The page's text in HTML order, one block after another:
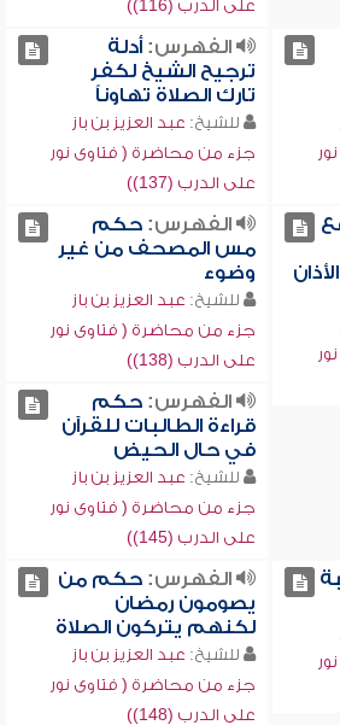
على الدرب (116))
الفهرس:أدلة
ترجيح الشيخ لكفر
تارك الصلاة تهاوناً
للشيخ: عبد العزيز بن باز
جزء من محاضرة ( فتاوى نور
على الدرب (137))
الفهرس:حكم
مس المصحف من غير
وضوء
للشيخ: عبد العزيز بن باز
جزء من محاضرة ( فتاوى نور
على الدرب (138))
الفهرس:حكم
قراءة الطالبات للقرآن
في حال الحيض
للشيخ: عبد العزيز بن باز
جزء من محاضرة ( فتاوى نور
على الدرب (145))
الفهرس:حكم من
يصومون رمضان
لكنهم يتركون الصلاة
للشيخ: عبد العزيز بن باز
جزء من محاضرة ( فتاوى نور
على الدرب (148))